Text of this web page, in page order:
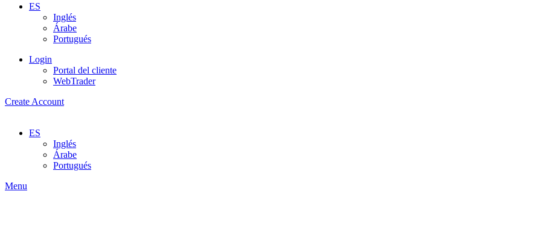
ES
Inglés
Árabe
Portugués
Login
Portal del cliente
WebTrader
Create Account
ES
Inglés
Árabe
Portugués
Menu